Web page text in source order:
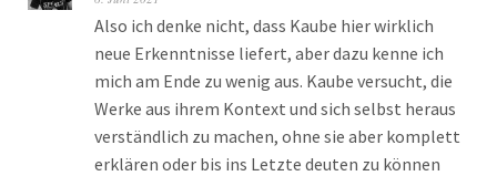
Also ich denke nicht, dass Kaube hier wirklich
neue Erkenntnisse liefert, aber dazu kenne ich
mich am Ende zu wenig aus. Kaube versucht, die
Werke aus ihrem Kontext und sich selbst heraus
verständlich zu machen, ohne sie aber komplett
erklären oder bis ins Letzte deuten zu können